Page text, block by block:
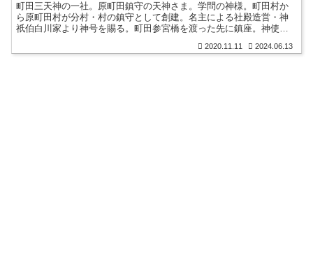
町田三天神の一社。原町田鎮守の天神さま。学問の神様。町田村か
ら原町田村が分村・村の鎮守として創建。名主による社殿造営・神
祇伯白川家より神号を賜る。町田参宮橋を渡った先に鎮座。神使の
2020.11.11 2024.06.13